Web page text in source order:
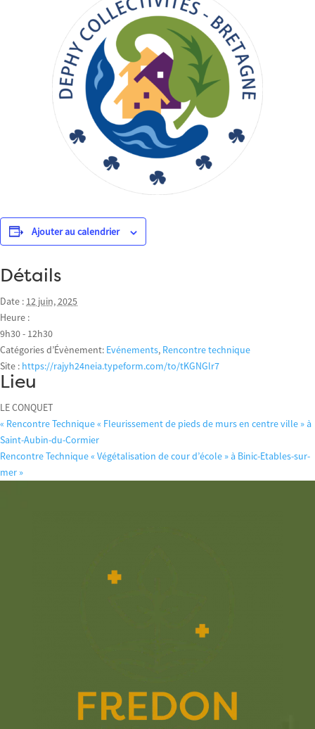
Ajouter au calendrier
Détails
Date : 12 juin, 2025
Heure :
9h30 - 12h30
Catégories d’Évènement: Evénements, Rencontre technique
Site : https://rajyh24neia.typeform.com/to/tKGNGlr7
Lieu
LE CONQUET
« Rencontre Technique « Fleurissement de pieds de murs en centre ville » à
Saint-Aubin-du-Cormier
Rencontre Technique « Végétalisation de cour d’école » à Binic-Etables-sur-
mer »